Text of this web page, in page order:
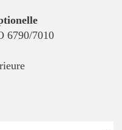
6790/7010